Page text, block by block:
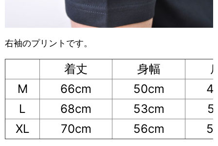
右袖のプリントです。
着丈 身幅
M
66cm 50cm
L
68cm 53cm
XL
70cm 56cm